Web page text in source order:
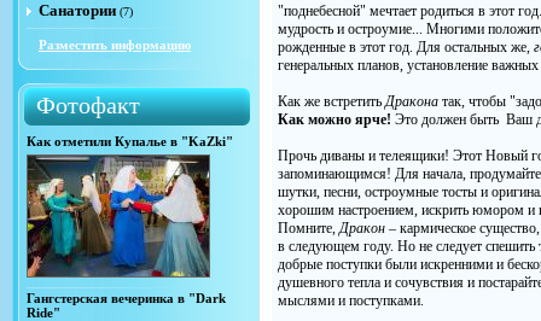
Санатории (7)
Разместить информацию
Фотофакт
Как отметили Купалье в "KaZki"
Гангстерская вечеринка в "Dark
Ride"
"поднебесной" мечтает родиться в этот
мудрость и остроумие... Многими
рожденные в этот год. Для остальных же,
генеральных планов, установление важных
Как же встретитьДракона так, чтобы
Как можно ярче! Это должен быть Ваш
Прочь диваны и телеящики! Этот Новый
запоминающимся! Для начала,
шутки, песни, остроумные тосты и
хорошим настроением, искрить юмором и
Помните,Дракон – кармическое
в следующем году. Но не следует
добрые поступки были искренними и
душевного тепла и сочувствия и
мыслями и поступками.